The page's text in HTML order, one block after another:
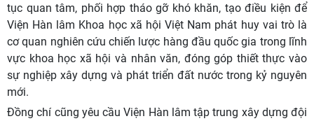
tục quan tâm, phối hợp tháo gỡ khó khăn, tạo điều kiện để
Viện Hàn lâm Khoa học xã hội Việt Nam phát huy vai trò là
cơ quan nghiên cứu chiến lược hàng đầu quốc gia trong lĩnh
vực khoa học xã hội và nhân văn, đóng góp thiết thực vào
sự nghiệp xây dựng và phát triển đất nước trong kỷ nguyên
mới.
Đồng chí cũng yêu cầu Viện Hàn lâm tập trung xây dựng đội